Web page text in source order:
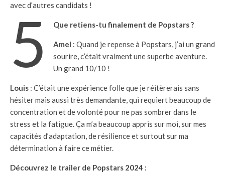
avec d’autres candidats !
5 Que retiens-tu finalement de Popstars ?
Amel : Quand je repense à Popstars, j’ai un grand
sourire, c’était vraiment une superbe aventure.
Un grand 10/10 !
Louis : C’était une expérience folle que je réitèrerais sans
hésiter mais aussi très demandante, qui requiert beaucoup de
concentration et de volonté pour ne pas sombrer dans le
stress et la fatigue. Ça m’a beaucoup appris sur moi, sur mes
capacités d’adaptation, de résilience et surtout sur ma
détermination à faire ce métier.
Découvrez le trailer de Popstars 2024 :